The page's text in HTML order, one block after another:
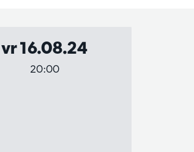
vr 16.08.24
20:00